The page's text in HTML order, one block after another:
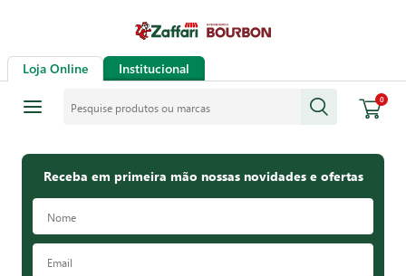
Loja Online Institucional
0
Receba em primeira mão nossas novidades e ofertas